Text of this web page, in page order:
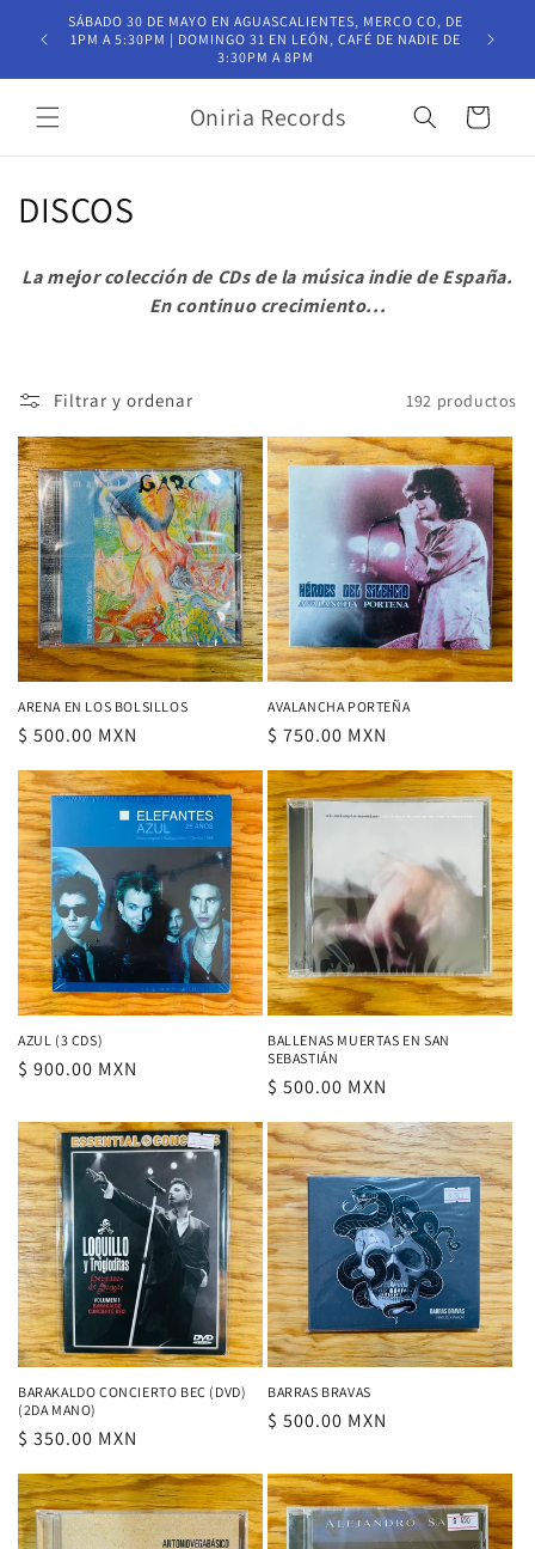
directamente
al contenido
SÁBADO 30 DE MAYO EN AGUASCALIENTES, MERCO CO, DE
1PM A 5:30PM | DOMINGO 31 EN LEÓN, CAFÉ DE NADIE DE
3:30PM A 8PM
Oniria Records Carrito
C
c
c
i
ó
n
:
DISCOS
La mejor colección de CDs de la música indie de España.
En continuo crecimiento...
Filtrar y ordenar 192 productos
ARENA EN LOS BOLSILLOS
Precio
$ 500.00 MXN
AVALANCHA PORTEÑA
Precio
$ 750.00 MXN
AZUL (3 CDS)
Precio
$ 900.00 MXN
BALLENAS MUERTAS EN SAN
SEBASTIÁN
Precio
$ 500.00 MXN
BARAKALDO CONCIERTO BEC (DVD)
(2DA MANO)
Precio
$ 350.00 MXN
BARRAS BRAVAS
Precio
$ 500.00 MXN